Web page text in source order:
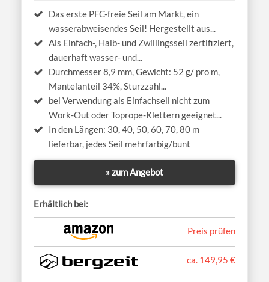
Das erste PFC-freie Seil am Markt, ein
wasserabweisendes Seil! Hergestellt aus...
Als Einfach-, Halb- und Zwillingsseil zertifiziert,
dauerhaft wasser- und...
Durchmesser 8,9 mm, Gewicht: 52 g/ pro m,
Mantelanteil 34%, Sturzzahl...
bei Verwendung als Einfachseil nicht zum
Work-Out oder Toprope-Klettern geeignet...
In den Längen: 30, 40, 50, 60, 70, 80 m
lieferbar, jedes Seil mehrfarbig/bunt
» zum Angebot
Erhältlich bei:
Preis prüfen
ca. 149,95 €